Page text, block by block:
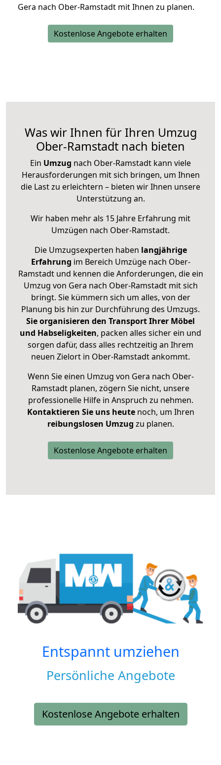
Gera nach Ober-Ramstadt mit Ihnen zu planen.
Kostenlose Angebote erhalten
Was wir Ihnen für Ihren Umzug
Ober-Ramstadt nach bieten
Ein Umzug nach Ober-Ramstadt kann viele
Herausforderungen mit sich bringen, um Ihnen
die Last zu erleichtern – bieten wir Ihnen unsere
Unterstützung an.
Wir haben mehr als 15 Jahre Erfahrung mit
Umzügen nach Ober-Ramstadt.
Die Umzugsexperten haben langjährige
Erfahrung im Bereich Umzüge nach Ober-
Ramstadt und kennen die Anforderungen, die ein
Umzug von Gera nach Ober-Ramstadt mit sich
bringt. Sie kümmern sich um alles, von der
Planung bis hin zur Durchführung des Umzugs.
Sie organisieren den Transport Ihrer Möbel
und Habseligkeiten, packen alles sicher ein und
sorgen dafür, dass alles rechtzeitig an Ihrem
neuen Zielort in Ober-Ramstadt ankommt.
Wenn Sie einen Umzug von Gera nach Ober-
Ramstadt planen, zögern Sie nicht, unsere
professionelle Hilfe in Anspruch zu nehmen.
Kontaktieren Sie uns heutenoch, um Ihren
reibungslosen Umzug zu planen.
Kostenlose Angebote erhalten
Entspannt umziehen
Persönliche Angebote
Kostenlose Angebote erhalten